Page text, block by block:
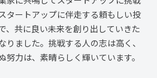
タートアップに伴走する頼もしい投
、共に良い未来を創り出していきた
ました。挑戦する人の志は高く、
力は、素晴らしく輝いています。